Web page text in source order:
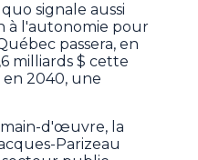
signale aussi
à l'autonomie pour
passera, en
milliards $ cette
en 2040, une
d'œuvre, la
Parizeau